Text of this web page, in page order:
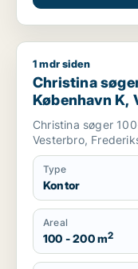
Christina søger
1 mdr siden
Christina
København K,
Frederiksberg
Christina søger
Vesterbro,
Type
Kontor
Areal
100 - 200 m2